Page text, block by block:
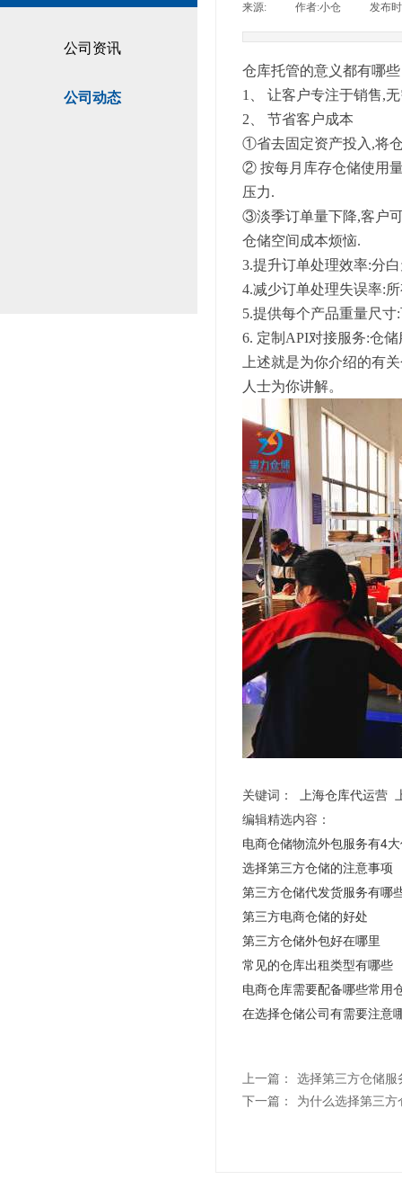
公司资讯
公司动态
来源: 作者:小仓 发布
仓库托管的意义都有哪些
1、 让客户专注于销售,
2、 节省客户成本
①省去固定资产投入,将
② 按每月库存仓储使用
压力.
③淡季订单量下降,客户
仓储空间成本烦恼.
3.提升订单处理效率:分
4.减少订单处理失误率:
5.提供每个产品重量尺
6. 定制API对接服务:仓
上述就是为你介绍的有
人士为你讲解。
关键词： 上海仓库代运营
编辑精选内容：
电商仓储物流外包服务有4
选择第三方仓储的注意事项
第三方仓储代发货服务有哪
第三方电商仓储的好处
第三方仓储外包好在哪里
常见的仓库出租类型有哪些
电商仓库需要配备哪些常用
在选择仓储公司有需要注意
上一篇：
选择第三方仓储服
下一篇：
为什么选择第三方